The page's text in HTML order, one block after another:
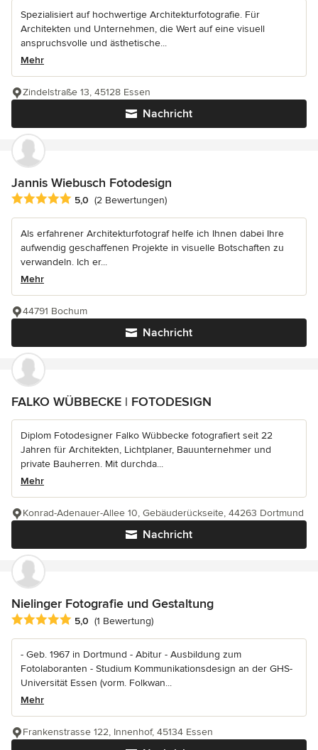
Spezialisiert auf hochwertige Architekturfotografie. Für
Architekten und Unternehmen, die Wert auf eine visuell
anspruchsvolle und ästhetische...
Mehr
Nachricht
Zindelstraße 13, 45128 Essen
Jannis Wiebusch Fotodesign
Durchschnittliche Bewertung: 5 von 5 Sternen
5,0 (2 Bewertungen)
Als erfahrener Architekturfotograf helfe ich Ihnen dabei Ihre
aufwendig geschaffenen Projekte in visuelle Botschaften zu
verwandeln. Ich er...
Mehr
Nachricht
44791 Bochum
FALKO WÜBBECKE | FOTODESIGN
Diplom Fotodesigner Falko Wübbecke fotografiert seit 22
Jahren für Architekten, Lichtplaner, Bauunternehmer und
private Bauherren. Mit durchda...
Mehr
Nachricht
Konrad-Adenauer-Allee 10, Gebäuderückseite, 44263 Dortmund
Nielinger Fotografie und Gestaltung
Durchschnittliche Bewertung: 5 von 5 Sternen
5,0 (1 Bewertung)
- Geb. 1967 in Dortmund - Abitur - Ausbildung zum
Fotolaboranten - Studium Kommunikationsdesign an der GHS-
Universität Essen (vorm. Folkwan...
Mehr
Frankenstrasse 122, Innenhof, 45134 Essen